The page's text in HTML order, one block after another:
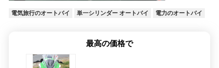
電気旅行のオートバイ 単一シリンダー オートバイ 電力のオートバイ
最高の価格で